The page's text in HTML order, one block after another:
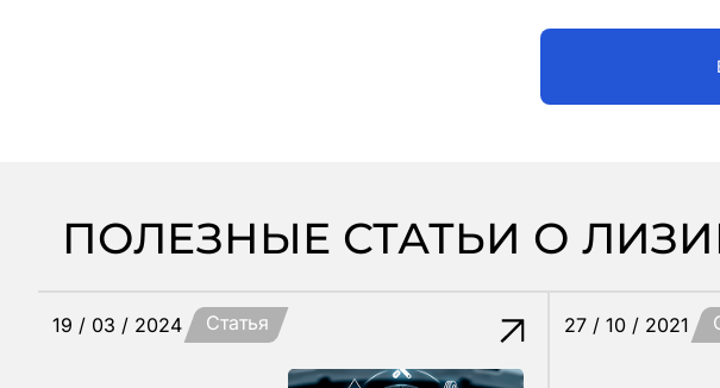
ПОЛЕЗНЫЕ СТАТЬИ О
19 / 03 / 2024 Статья 27 / 10 / 2021